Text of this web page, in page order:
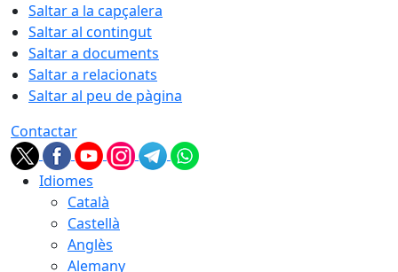
Saltar a la capçalera
Saltar al contingut
Saltar a documents
Saltar a relacionats
Saltar al peu de pàgina
Contactar
Idiomes
Català
Castellà
Anglès
Alemany